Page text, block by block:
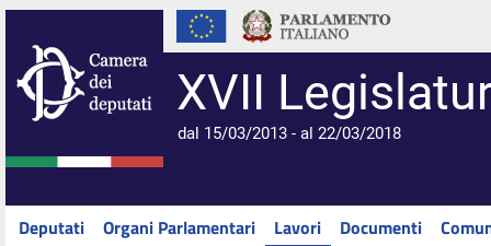
XVII
dal 15/03/2013 - al 22/03/2018
Deputati Organi Parlamentari Lavori Documenti